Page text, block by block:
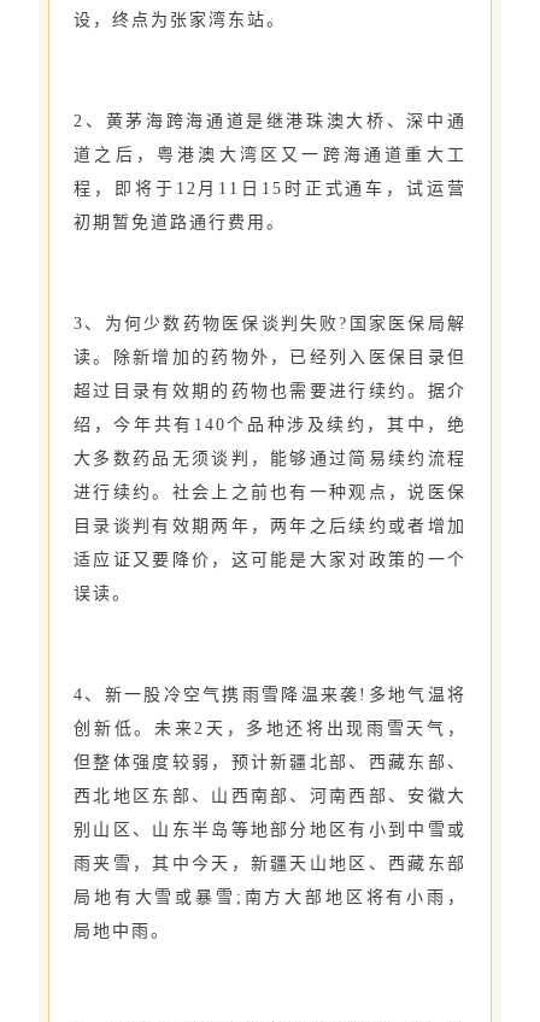
设，终点为张家湾东站。
2、黄茅海跨海通道是继港珠澳大桥、深中通
道之后，粤港澳大湾区又一跨海通道重大工
程，即将于12月11日15时正式通车，试运营
初期暂免道路通行费用。
3、为何少数药物医保谈判失败?国家医保局解
读。除新增加的药物外，已经列入医保目录但
超过目录有效期的药物也需要进行续约。据介
绍，今年共有140个品种涉及续约，其中，绝
大多数药品无须谈判，能够通过简易续约流程
进行续约。社会上之前也有一种观点，说医保
目录谈判有效期两年，两年之后续约或者增加
适应证又要降价，这可能是大家对政策的一个
误读。
4、新一股冷空气携雨雪降温来袭!多地气温将
创新低。未来2天，多地还将出现雨雪天气，
但整体强度较弱，预计新疆北部、西藏东部、
西北地区东部、山西南部、河南西部、安徽大
别山区、山东半岛等地部分地区有小到中雪或
雨夹雪，其中今天，新疆天山地区、西藏东部
局地有大雪或暴雪;南方大部地区将有小雨，
局地中雨。